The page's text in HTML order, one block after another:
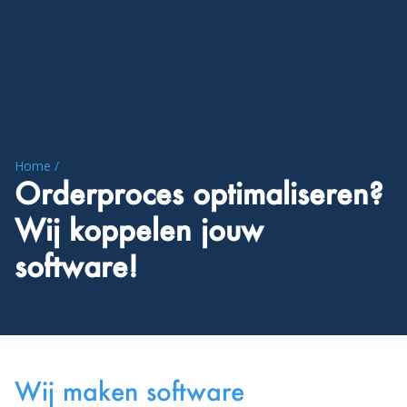
Home /
Orderproces optimaliseren?
Wij koppelen jouw
software!
Wij maken software